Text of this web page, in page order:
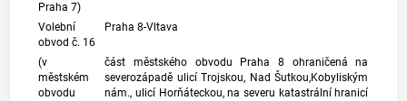
Praha 7)
Volební
obvod č. 16
Praha 8-Vltava
(v
městském
obvodu
část městského obvodu Praha 8 ohraničená na
severozápadě ulicí Trojskou, Nad Šutkou,Kobyliským
nám., ulicí Horňáteckou, na severu katastrální hranicí